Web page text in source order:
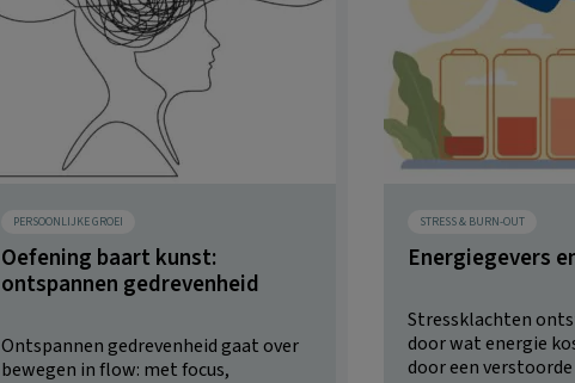
PERSOONLIJKE GROEI
Oefening baart kunst:
ontspannen gedrevenheid
Ontspannen gedrevenheid gaat over
bewegen in flow: met focus,
STRESS & BURN-OUT
Energiegevers
Stressklachten
door wat energie
door een verstoorde